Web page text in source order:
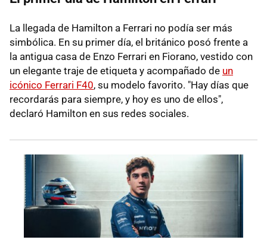
La llegada de Hamilton a Ferrari no podía ser más
simbólica. En su primer día, el británico posó frente a
la antigua casa de Enzo Ferrari en Fiorano, vestido con
un elegante traje de etiqueta y acompañado de un
icónico Ferrari F40, su modelo favorito. "Hay días que
recordarás para siempre, y hoy es uno de ellos",
declaró Hamilton en sus redes sociales.